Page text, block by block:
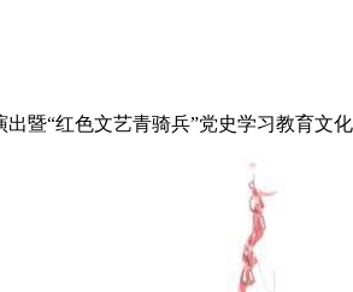
暨“红色文艺青骑兵”党史学习教育文